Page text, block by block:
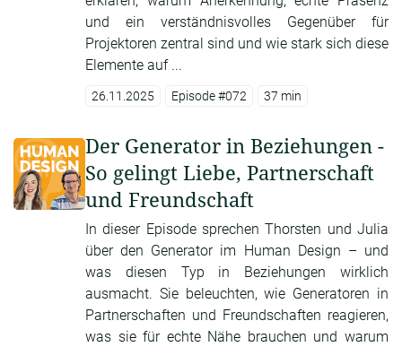
und ein verständnisvolles Gegenüber für
Projektoren zentral sind und wie stark sich diese
Elemente auf ...
26.11.2025 Episode #072 37 min
Der Generator in Beziehungen -
So gelingt Liebe, Partnerschaft
und Freundschaft
In dieser Episode sprechen Thorsten und Julia
über den Generator im Human Design – und
was diesen Typ in Beziehungen wirklich
ausmacht. Sie beleuchten, wie Generatoren in
Partnerschaften und Freundschaften reagieren,
was sie für echte Nähe brauchen und warum